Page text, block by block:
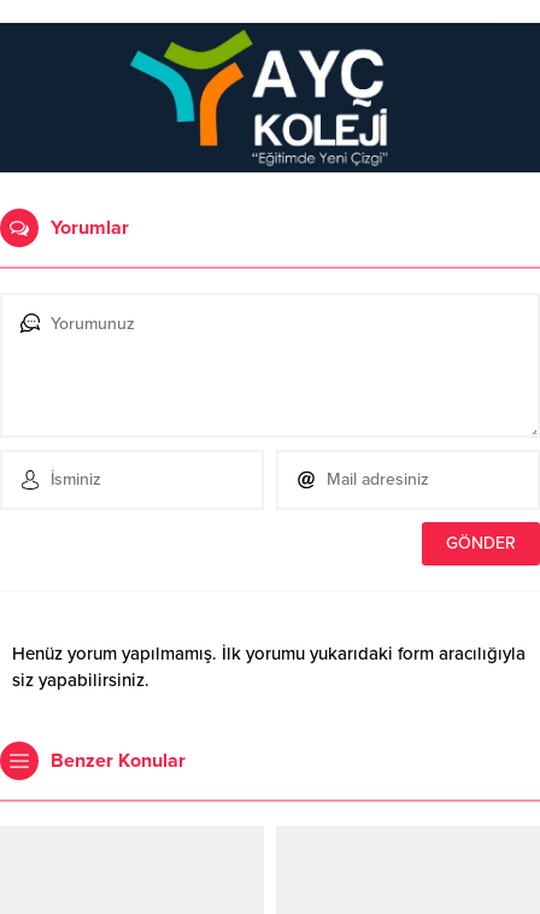
Yorumlar
Henüz yorum yapılmamış. İlk yorumu yukarıdaki form aracılığıyla
siz yapabilirsiniz.
Benzer Konular